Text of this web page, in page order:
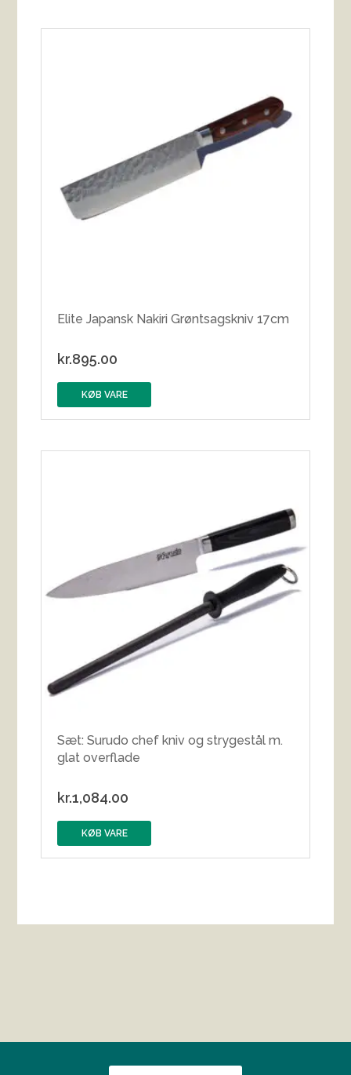
Elite Japansk Nakiri Grøntsagskniv 17cm
kr.895.00
KØB VARE
Sæt: Surudo chef kniv og strygestål m.
glat overflade
kr.1,084.00
KØB VARE